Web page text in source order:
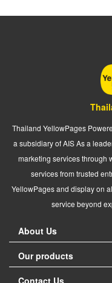
Thailand YellowPages
a subsidiary of AIS As a
marketing services through
services from trusted
YellowPages and display on
service beyond
About Us
Our products
Contact Us